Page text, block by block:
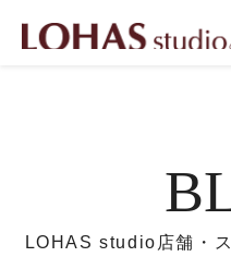
LOHAS studio店舗・